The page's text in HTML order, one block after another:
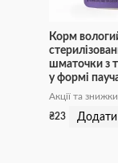
Корм
шматочки з
у формі
Акції та знижки
₴23